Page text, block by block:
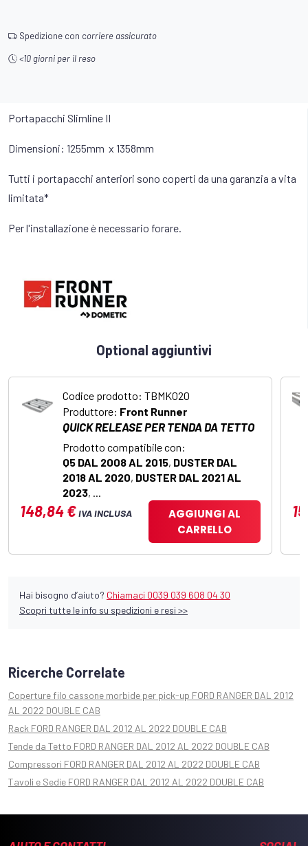
Spedizione con corriere assicurato
<10 giorni per il reso
Portapacchi Slimline II
Dimensioni: 1255mm x 1358mm
Tutti i portapacchi anteriori sono coperti da una garanzia a vita
limitata*
Per l'installazione è necessario forare.
Optional aggiuntivi
Codice prodotto: TBMK020
Produttore: Front Runner
QUICK RELEASE PER TENDA DA TETTO
Prodotto compatibile con:
Q5 DAL 2008 AL 2015, DUSTER DAL
2018 AL 2020, DUSTER DAL 2021 AL
2023, ...
148,84 €IVA INCLUSA
AGGIUNGI AL
CARRELLO
Hai bisogno d’aiuto? Chiamaci 0039 039 608 04 30
Scopri tutte le info su spedizioni e resi >>
Ricerche Correlate
Coperture filo cassone morbide per pick-up FORD RANGER DAL 2012
AL 2022 DOUBLE CAB
Rack FORD RANGER DAL 2012 AL 2022 DOUBLE CAB
Tende da Tetto FORD RANGER DAL 2012 AL 2022 DOUBLE CAB
Compressori FORD RANGER DAL 2012 AL 2022 DOUBLE CAB
Tavoli e Sedie FORD RANGER DAL 2012 AL 2022 DOUBLE CAB